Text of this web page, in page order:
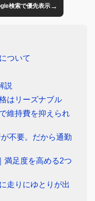
検索で優先表示→
ついて
説
はリーズナブル
維持費を抑えられ
不要。だから通勤
満足度を高める2つ
走りにゆとりが出